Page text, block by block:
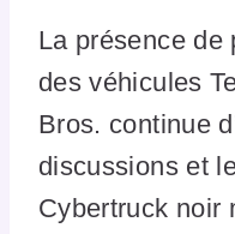
La présence de
des véhicules
Bros. continue
discussions et
Cybertruck noir